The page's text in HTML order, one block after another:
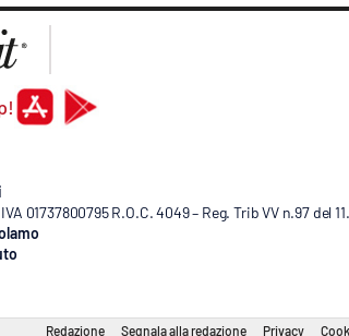
01737800795 R.O.C. 4049 – Reg. Trib VV n.97 del
Redazione Segnala alla redazione Privacy